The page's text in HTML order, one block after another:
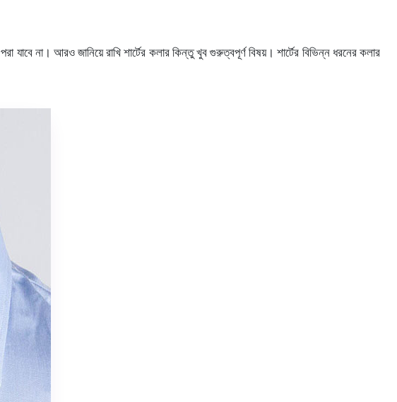
যাবে না। আরও জানিয়ে রাখি শার্টের কলার কিন্তু খুব গুরুত্বপূর্ণ বিষয়। শার্টের বিভিন্ন ধরনের কলার